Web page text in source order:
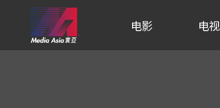
电影 电视